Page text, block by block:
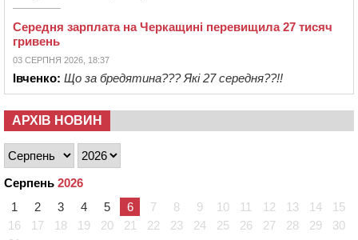
Середня зарплата на Черкащині перевищила 27 тисяч
гривень
03 СЕРПНЯ 2026, 18:37
Івченко: Що за бредятина??? Які 27 середня??!!
АРХІВ НОВИН
Серпень 2026
1
2 3 4 5 6 7 8 9 10 11 12 13 14
15
16
17 18 19 20 21 22 23 24 25 26 27 28 29
30